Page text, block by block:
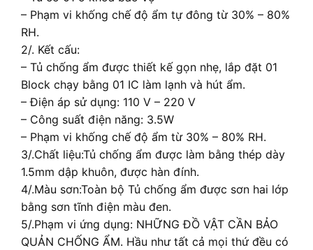
– Phạm vi khống chế độ ẩm tự đông từ 30% – 80%
RH.
2/. Kết cấu:
– Tủ chống ẩm được thiết kế gọn nhẹ, lắp đặt 01
Block chạy bằng 01 IC làm lạnh và hút ẩm.
– Điện áp sử dụng: 110 V – 220 V
– Công suất điện năng: 3.5W
– Phạm vi khống chế độ ẩm từ 30% – 80% RH.
3/.Chất liệu:Tủ chống ẩm được làm bằng thép dày
1.5mm dập khuôn, được hàn đính.
4/.Màu sơn:Toàn bộ Tủ chống ẩm được sơn hai lớp
bằng sơn tĩnh điện màu đen.
5/.Phạm vi ứng dụng: NHỮNG ĐỒ VẬT CẦN BẢO
QUẢN CHỐNG ẨM. Hầu như tất cả mọi thứ đều có